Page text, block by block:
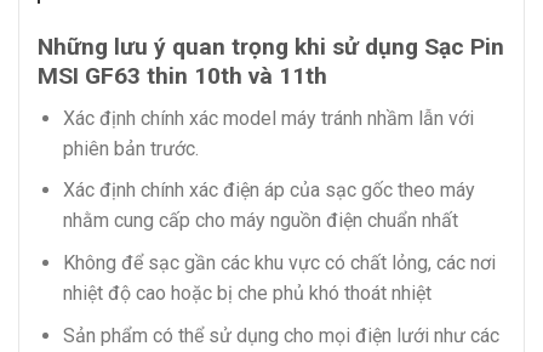
Những lưu ý quan trọng khi sử dụng Sạc Pin
MSI GF63 thin 10th và 11th
Xác định chính xác model máy tránh nhầm lẫn với
phiên bản trước.
Xác định chính xác điện áp của sạc gốc theo máy
nhằm cung cấp cho máy nguồn điện chuẩn nhất
Không để sạc gần các khu vực có chất lỏng, các nơi
nhiệt độ cao hoặc bị che phủ khó thoát nhiệt
Sản phẩm có thể sử dụng cho mọi điện lưới như các